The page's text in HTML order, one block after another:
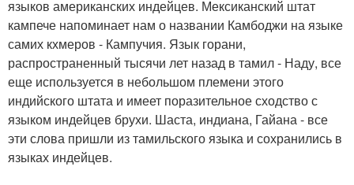
языков американских индейцев. Мексиканский штат
кампече напоминает нам о названии Камбоджи на языке
самих кхмеров - Кампучия. Язык горани,
распространенный тысячи лет назад в тамил - Наду, все
еще используется в небольшом племени этого
индийского штата и имеет поразительное сходство с
языком индейцев брухи. Шаста, индиана, Гайана - все
эти слова пришли из тамильского языка и сохранились в
языках индейцев.